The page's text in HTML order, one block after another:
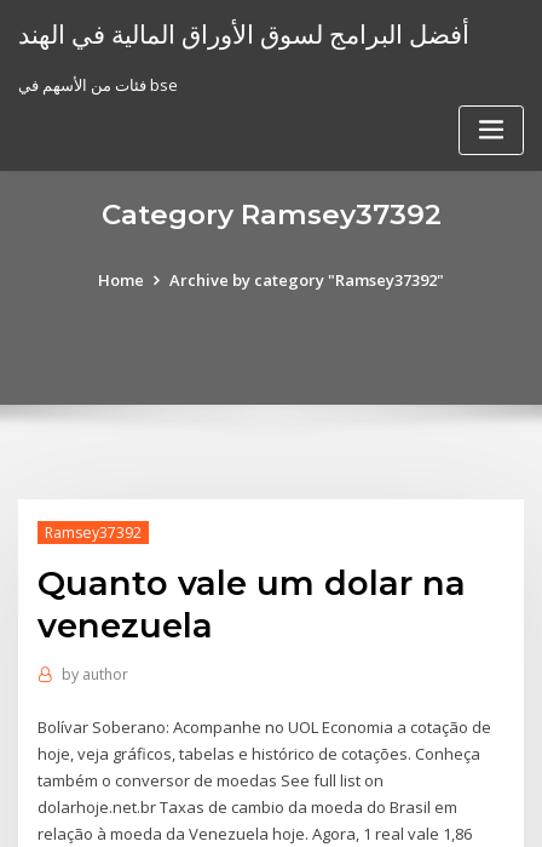
أفضل البرامج لسوق الأوراق المالية في الهند
فئات من الأسهم في bse
Category Ramsey37392
Home Archive by category "Ramsey37392"
Ramsey37392
Quanto vale um dolar na
venezuela
by author
Bolívar Soberano: Acompanhe no UOL Economia a cotação de
hoje, veja gráficos, tabelas e histórico de cotações. Conheça
também o conversor de moedas See full list on
dolarhoje.net.br Taxas de cambio da moeda do Brasil em
relação à moeda da Venezuela hoje. Agora, 1 real vale 1,86